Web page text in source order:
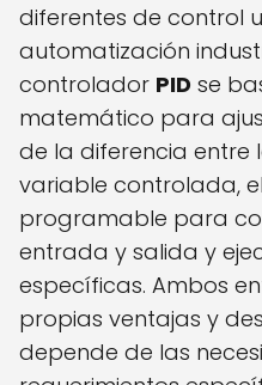
diferentes de control
automatización
controlador PID se
matemático para
de la diferencia entre
variable controlada, el
programable para
entrada y salida y
específicas. Ambos
propias ventajas y
depende de las